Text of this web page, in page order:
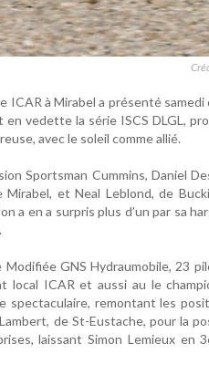
ICAR à Mirabel a présenté
en vedette la série ISCS DLGL,
avec le soleil comme allié.
Sportsman Cummins, Daniel
Mirabel, et Neal Leblond, de
a en a surpris plus d’un par sa
Modifiée GNS Hydraumobile, 23
local ICAR et aussi au le
spectaculaire, remontant les
de St-Eustache, pour la
laissant Simon Lemieux en